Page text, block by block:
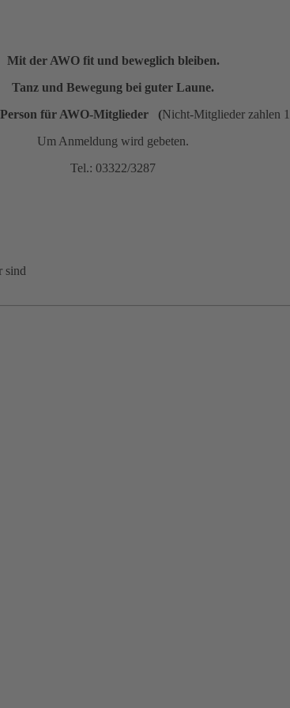
Mit der AWO fit und beweglich bleiben.
Tanz und Bewegung bei guter Laune.
für AWO-Mitglieder (Nicht-Mitglieder zahlen
Um Anmeldung wird gebeten.
Tel.: 03322/3287
sind